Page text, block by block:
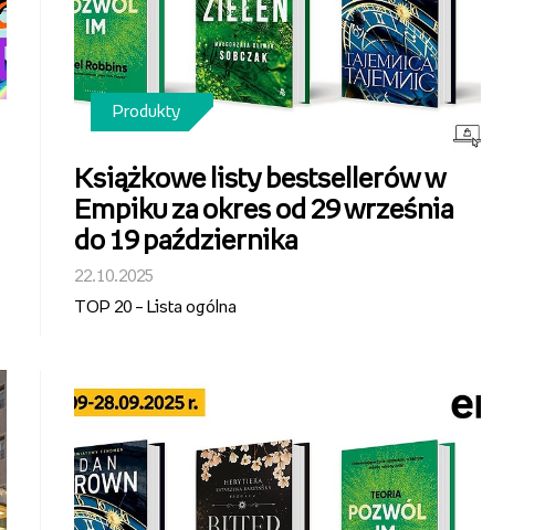
Produkty
Książkowe listy bestsellerów w
Empiku za okres od 29 września
do 19 października
22.10.2025
TOP 20 – Lista ogólna